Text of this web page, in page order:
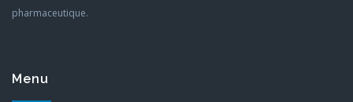
pharmaceutique.
Menu